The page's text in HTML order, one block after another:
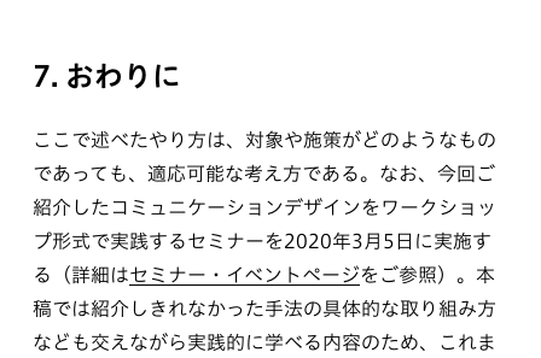
7. おわりに
ここで述べたやり方は、対象や施策がどのようなもの
であっても、適応可能な考え方である。なお、今回ご
紹介したコミュニケーションデザインをワークショッ
プ形式で実践するセミナーを2020年3月5日に実施す
る（詳細はセミナー・イベントページをご参照）。本
稿では紹介しきれなかった手法の具体的な取り組み方
なども交えながら実践的に学べる内容のため、これま